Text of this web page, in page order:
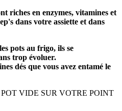
riches en enzymes, vitamines et
dans votre assiette et dans
pots au frigo, ils se
trop évoluer.
dés que vous avez entamé le
VIDE SUR VOTRE POINT